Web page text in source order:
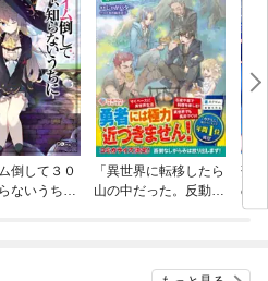
倒して３０
ないうちに
「異世界に転移したら
山の中だった。反動で
落
の